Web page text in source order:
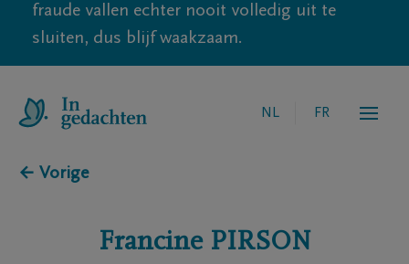
fraude vallen echter nooit volledig uit te
sluiten, dus blijf waakzaam.
NL FR
← Vorige
Francine PIRSON